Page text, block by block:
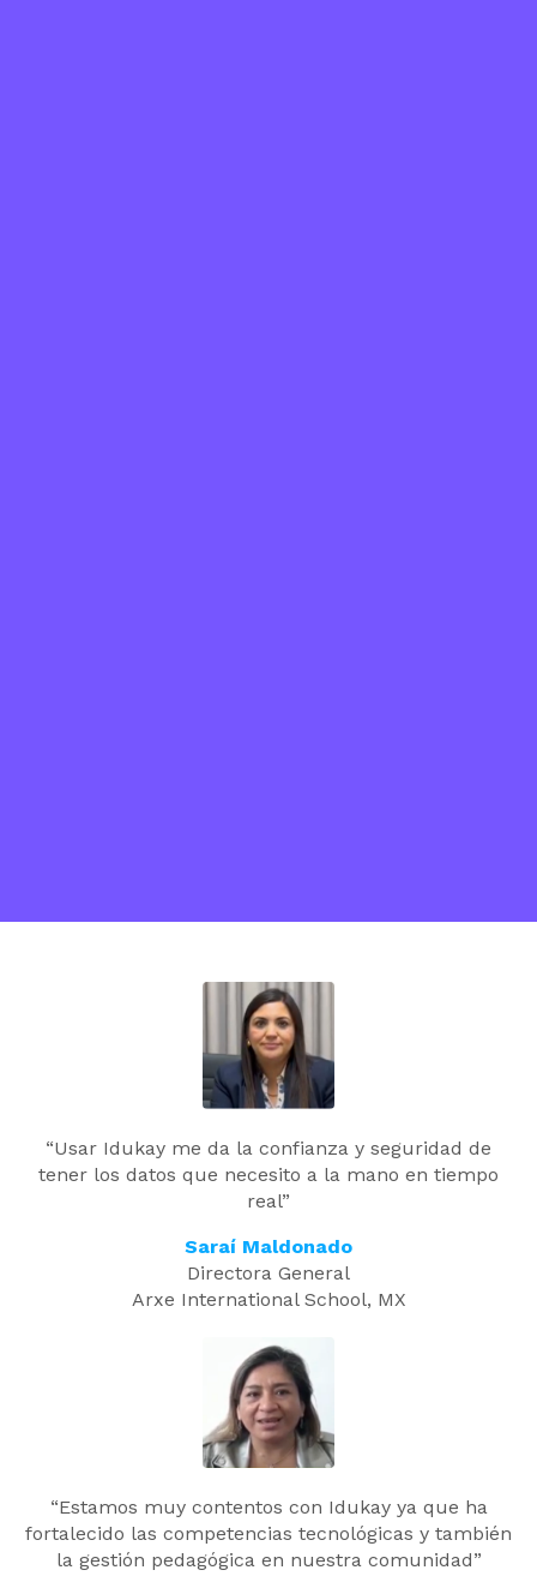
“Usar Idukay me da la confianza y seguridad de
tener los datos que necesito a la mano en tiempo
real”
Saraí Maldonado
Directora General
Arxe International School, MX
“Estamos muy contentos con Idukay ya que ha
fortalecido las competencias tecnológicas y también
la gestión pedagógica en nuestra comunidad”